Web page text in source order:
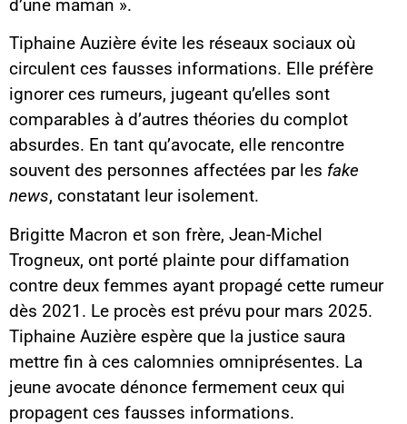
d’une maman ».
Tiphaine Auzière évite les réseaux sociaux où
circulent ces fausses informations. Elle préfère
ignorer ces rumeurs, jugeant qu’elles sont
comparables à d’autres théories du complot
absurdes. En tant qu’avocate, elle rencontre
souvent des personnes affectées par les fake
news, constatant leur isolement.
Brigitte Macron et son frère, Jean-Michel
Trogneux, ont porté plainte pour diffamation
contre deux femmes ayant propagé cette rumeur
dès 2021. Le procès est prévu pour mars 2025.
Tiphaine Auzière espère que la justice saura
mettre fin à ces calomnies omniprésentes. La
jeune avocate dénonce fermement ceux qui
propagent ces fausses informations.